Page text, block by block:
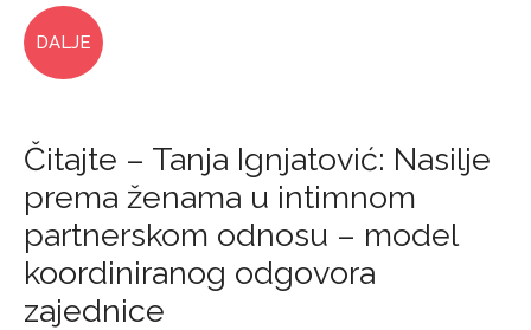
DALJE
Čitajte – Tanja Ignjatović: Nasilje
prema ženama u intimnom
partnerskom odnosu – model
koordiniranog odgovora
zajednice